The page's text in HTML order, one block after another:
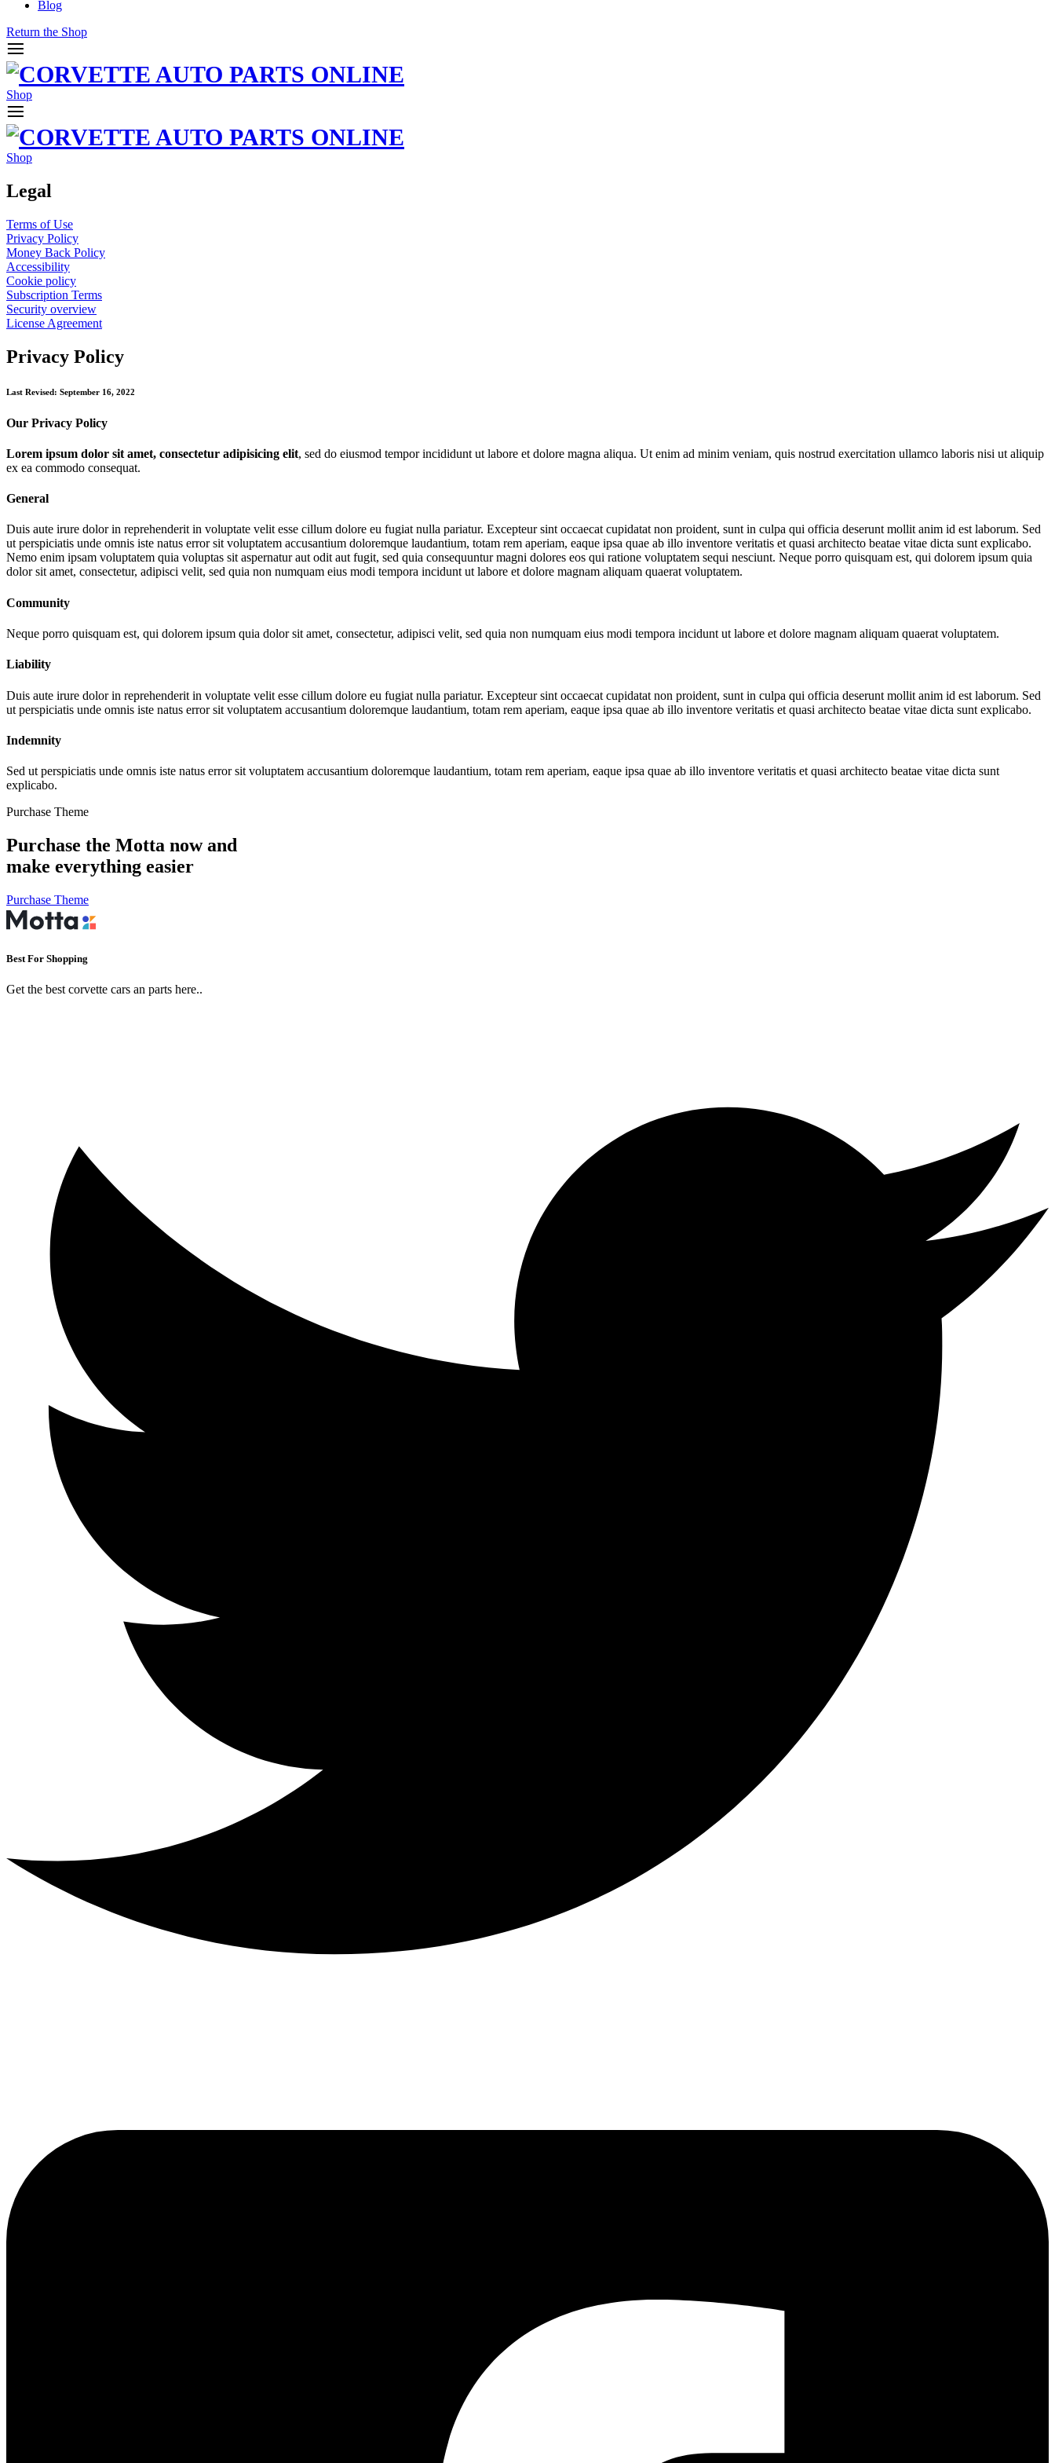
Blog
Return the Shop
Shop
Shop
Legal
Terms of Use
Privacy Policy
Money Back Policy
Accessibility
Cookie policy
Subscription Terms
Security overview
License Agreement
Privacy Policy
Last Revised: September 16, 2022
Our Privacy Policy
Lorem ipsum dolor sit amet, consectetur adipisicing elit, sed do eiusmod tempor incididunt ut labore et dolore magna aliqua. Ut enim ad minim veniam, quis nostrud exercitation ullamco laboris nisi ut aliquip
ex ea commodo consequat.
General
Duis aute irure dolor in reprehenderit in voluptate velit esse cillum dolore eu fugiat nulla pariatur. Excepteur sint occaecat cupidatat non proident, sunt in culpa qui officia deserunt mollit anim id est laborum. Sed
ut perspiciatis unde omnis iste natus error sit voluptatem accusantium doloremque laudantium, totam rem aperiam, eaque ipsa quae ab illo inventore veritatis et quasi architecto beatae vitae dicta sunt explicabo.
Nemo enim ipsam voluptatem quia voluptas sit aspernatur aut odit aut fugit, sed quia consequuntur magni dolores eos qui ratione voluptatem sequi nesciunt. Neque porro quisquam est, qui dolorem ipsum quia
dolor sit amet, consectetur, adipisci velit, sed quia non numquam eius modi tempora incidunt ut labore et dolore magnam aliquam quaerat voluptatem.
Community
Neque porro quisquam est, qui dolorem ipsum quia dolor sit amet, consectetur, adipisci velit, sed quia non numquam eius modi tempora incidunt ut labore et dolore magnam aliquam quaerat voluptatem.
Liability
Duis aute irure dolor in reprehenderit in voluptate velit esse cillum dolore eu fugiat nulla pariatur. Excepteur sint occaecat cupidatat non proident, sunt in culpa qui officia deserunt mollit anim id est laborum. Sed
ut perspiciatis unde omnis iste natus error sit voluptatem accusantium doloremque laudantium, totam rem aperiam, eaque ipsa quae ab illo inventore veritatis et quasi architecto beatae vitae dicta sunt explicabo.
Indemnity
Sed ut perspiciatis unde omnis iste natus error sit voluptatem accusantium doloremque laudantium, totam rem aperiam, eaque ipsa quae ab illo inventore veritatis et quasi architecto beatae vitae dicta sunt
explicabo.
Purchase Theme
Purchase the Motta now and
make everything easier
Purchase Theme
Best For Shopping
Get the best corvette cars an parts here..